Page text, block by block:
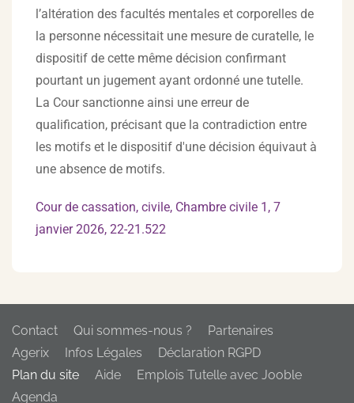
l’altération des facultés mentales et corporelles de
la personne nécessitait une mesure de curatelle, le
dispositif de cette même décision confirmant
pourtant un jugement ayant ordonné une tutelle.
La Cour sanctionne ainsi une erreur de
qualification, précisant que la contradiction entre
les motifs et le dispositif d'une décision équivaut à
une absence de motifs.
Cour de cassation, civile, Chambre civile 1, 7
janvier 2026, 22-21.522
Contact Qui sommes-nous ?
Partenaires
Agerix
Infos Légales
Déclaration RGPD
Plan du site
Aide
Emplois Tutelle avec Jooble
Agenda